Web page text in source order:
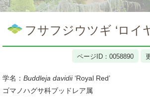
文
フサフジウツギ ‘ロイ
ページID：0058890
学名： Buddleja davidii‘Royal Red’
ゴマノハグサ科ブッドレア属